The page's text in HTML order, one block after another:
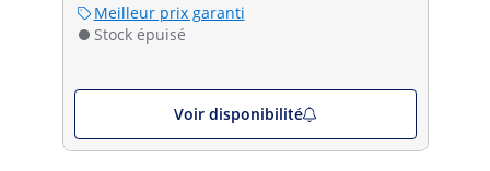
Meilleur prix garanti
Stock épuisé
Voir disponibilité